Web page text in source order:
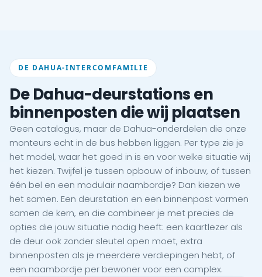
DE DAHUA-INTERCOMFAMILIE
De Dahua-deurstations en
binnenposten die wij plaatsen
Geen catalogus, maar de Dahua-onderdelen die onze
monteurs echt in de bus hebben liggen. Per type zie je
het model, waar het goed in is en voor welke situatie wij
het kiezen. Twijfel je tussen opbouw of inbouw, of tussen
één bel en een modulair naambordje? Dan kiezen we
het samen. Een deurstation en een binnenpost vormen
samen de kern, en die combineer je met precies de
opties die jouw situatie nodig heeft: een kaartlezer als
de deur ook zonder sleutel open moet, extra
binnenposten als je meerdere verdiepingen hebt, of
een naambordje per bewoner voor een complex.